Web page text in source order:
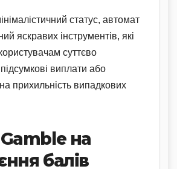
статус, автомат
яскравих інструментів, які
суттєво
виплати або
прихильність випадкових
на
балів